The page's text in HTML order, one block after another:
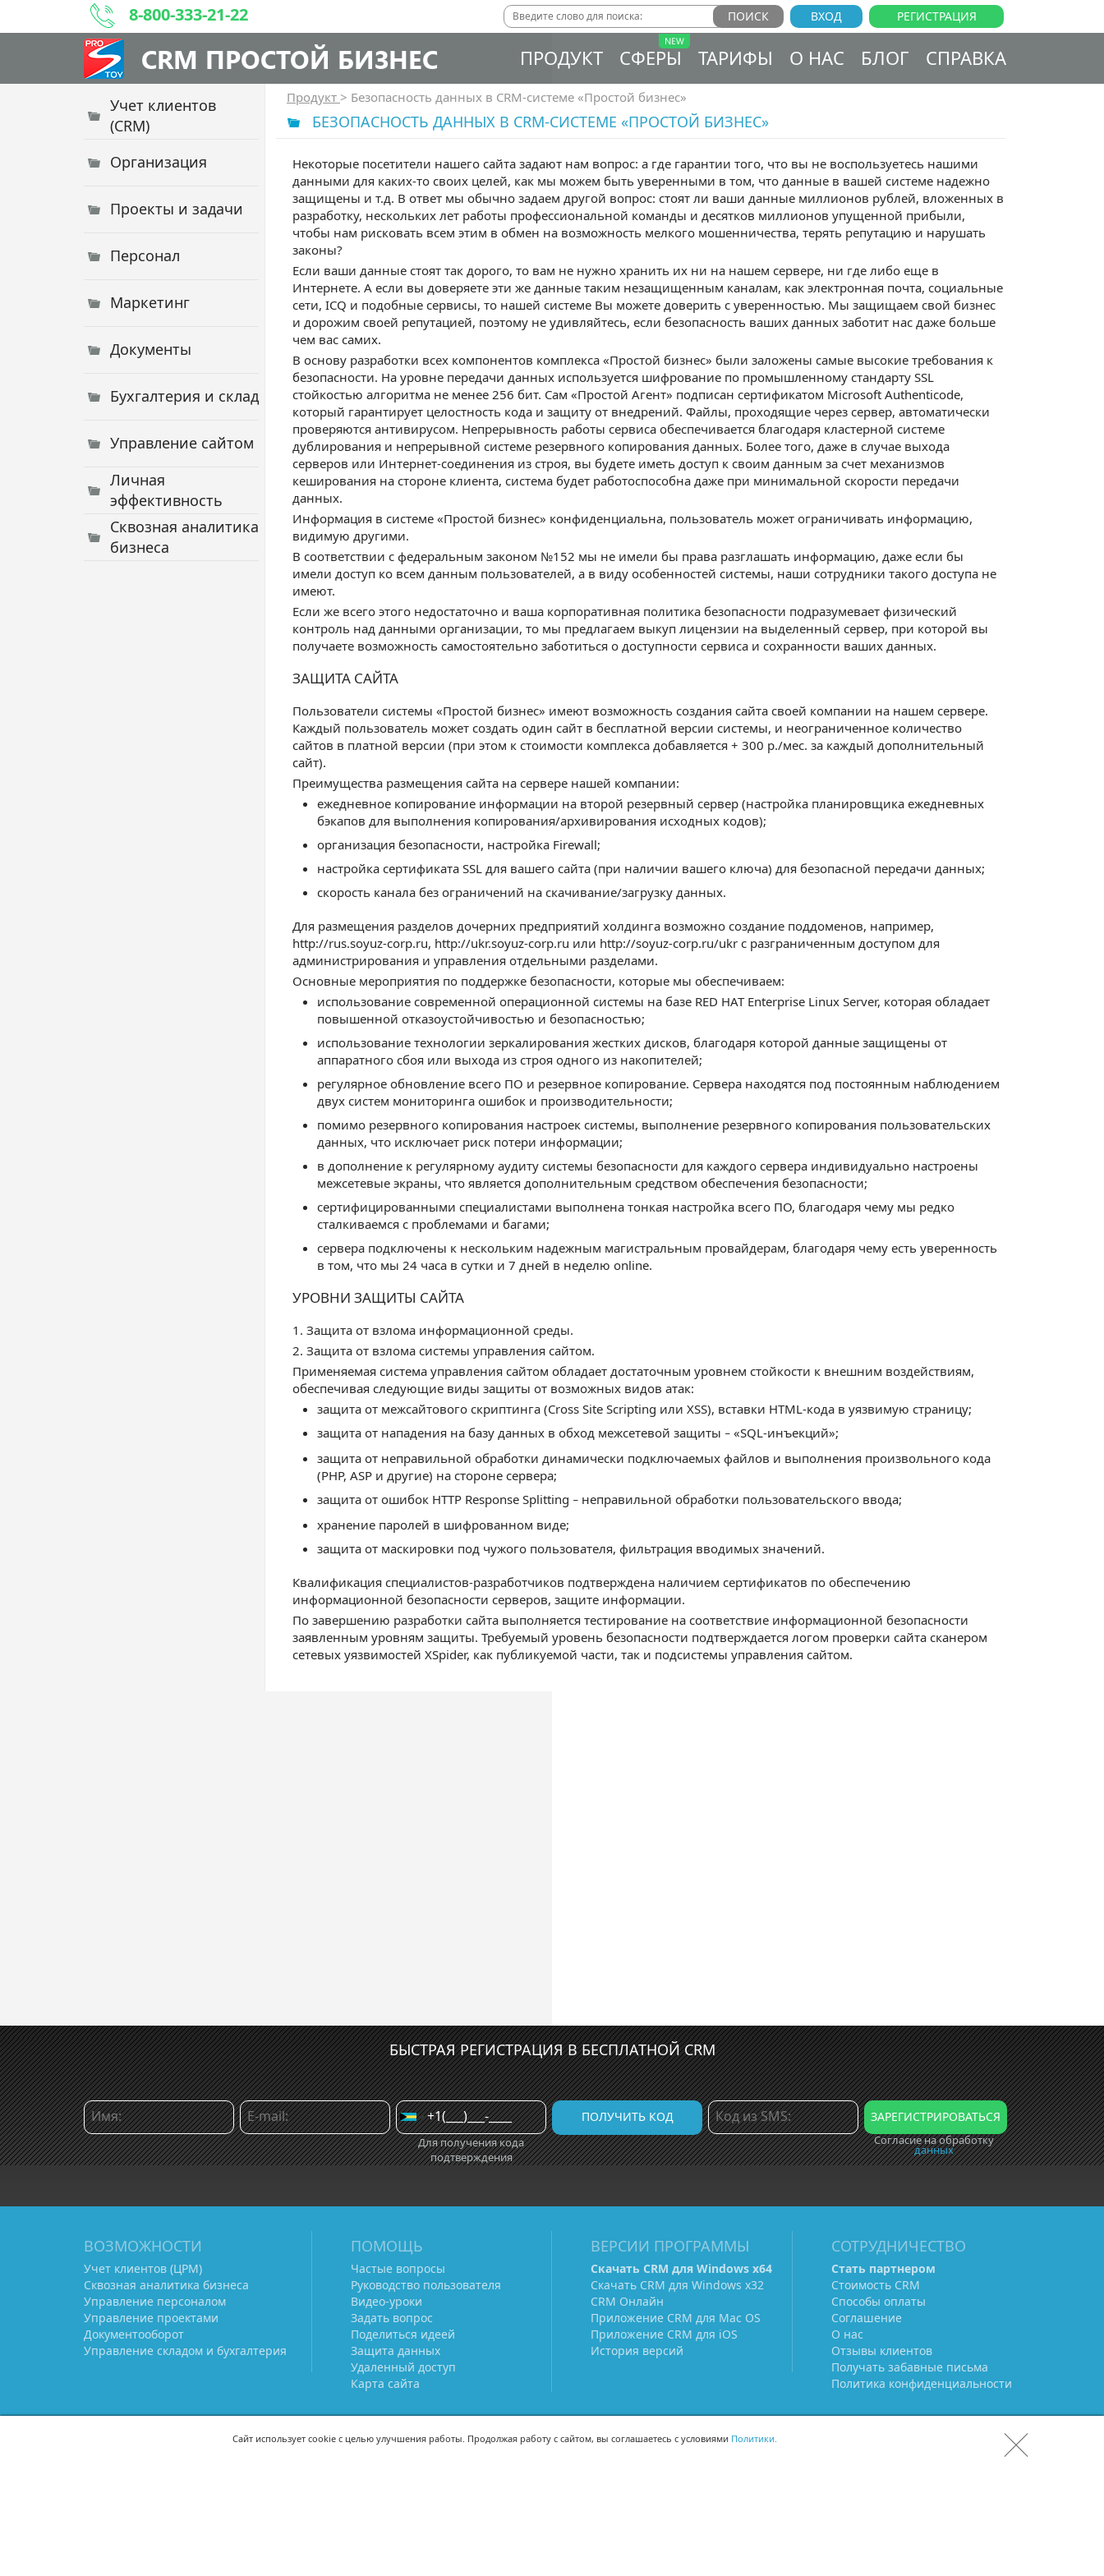
8-800-333-21-22 РЕГИСТРАЦИЯ
ВХОД
CRM ПРОСТОЙ БИЗНЕС ПРОДУКТ СФЕРЫ ТАРИФЫ О НАС БЛОГ СПРАВКА
Учет клиентов
(CRM)
Организация
Проекты и задачи
Персонал
Маркетинг
Документы
Бухгалтерия и склад
Управление сайтом
Личная
эффективность
Сквозная аналитика
бизнеса
Продукт > Безопасность данных в CRM-системе «Простой бизнес»
БЕЗОПАСНОСТЬ ДАННЫХ В CRM-СИСТЕМЕ «ПРОСТОЙ БИЗНЕС»
Некоторые посетители нашего сайта задают нам вопрос: а где гарантии того, что вы не воспользуетесь нашими
данными для каких-то своих целей, как мы можем быть уверенными в том, что данные в вашей системе надежно
защищены и т.д. В ответ мы обычно задаем другой вопрос: cтоят ли ваши данные миллионов рублей, вложенных в
разработку, нескольких лет работы профессиональной команды и десятков миллионов упущенной прибыли,
чтобы нам рисковать всем этим в обмен на возможность мелкого мошенничества, терять репутацию и нарушать
законы?
Если ваши данные стоят так дорого, то вам не нужно хранить их ни на нашем сервере, ни где либо еще в
Интернете. А если вы доверяете эти же данные таким незащищенным каналам, как электронная почта, социальные
сети, ICQ и подобные сервисы, то нашей системе Вы можете доверить с уверенностью. Мы защищаем свой бизнес
и дорожим своей репутацией, поэтому не удивляйтесь, если безопасность ваших данных заботит нас даже больше
чем вас самих.
В основу разработки всех компонентов комплекса «Простой бизнес» были заложены самые высокие требования к
безопасности. На уровне передачи данных используется шифрование по промышленному стандарту SSL
стойкостью алгоритма не менее 256 бит. Сам «Простой Агент» подписан сертификатом Microsoft Authenticode,
который гарантирует целостность кода и защиту от внедрений. Файлы, проходящие через сервер, автоматически
проверяются антивирусом. Непрерывность работы сервиса обеспечивается благодаря кластерной системе
дублирования и непрерывной системе резервного копирования данных. Более того, даже в случае выхода
серверов или Интернет-соединения из строя, вы будете иметь доступ к своим данным за счет механизмов
кеширования на стороне клиента, система будет работоспособна даже при минимальной скорости передачи
данных.
Информация в системе «Простой бизнес» конфиденциальна, пользователь может ограничивать информацию,
видимую другими.
В соответствии с федеральным законом №152 мы не имели бы права разглашать информацию, даже если бы
имели доступ ко всем данным пользователей, а в виду особенностей системы, наши сотрудники такого доступа не
имеют.
Если же всего этого недостаточно и ваша корпоративная политика безопасности подразумевает физический
контроль над данными организации, то мы предлагаем выкуп лицензии на выделенный сервер, при которой вы
получаете возможность самостоятельно заботиться о доступности сервиса и сохранности ваших данных.
ЗАЩИТА САЙТА
Пользователи системы «Простой бизнес» имеют возможность создания сайта своей компании на нашем сервере.
Каждый пользователь может создать один сайт в бесплатной версии системы, и неограниченное количество
сайтов в платной версии (при этом к стоимости комплекса добавляется + 300 р./мес. за каждый дополнительный
сайт).
Преимущества размещения сайта на сервере нашей компании:
ежедневное копирование информации на второй резервный сервер (настройка планировщика ежедневных
бэкапов для выполнения копирования/архивирования исходных кодов);
организация безопасности, настройка Firewall;
настройка сертификата SSL для вашего сайта (при наличии вашего ключа) для безопасной передачи данных;
скорость канала без ограничений на скачивание/загрузку данных.
Для размещения разделов дочерних предприятий холдинга возможно создание поддоменов, например,
http://rus.soyuz-corp.ru, http://ukr.soyuz-corp.ru или http://soyuz-corp.ru/ukr с разграниченным доступом для
администрирования и управления отдельными разделами.
Основные мероприятия по поддержке безопасности, которые мы обеспечиваем:
использование современной операционной системы на базе RED HAT Enterprise Linux Server, которая обладает
повышенной отказоустойчивостью и безопасностью;
использование технологии зеркалирования жестких дисков, благодаря которой данные защищены от
аппаратного сбоя или выхода из строя одного из накопителей;
регулярное обновление всего ПО и резервное копирование. Сервера находятся под постоянным наблюдением
двух систем мониторинга ошибок и производительности;
помимо резервного копирования настроек системы, выполнение резервного копирования пользовательских
данных, что исключает риск потери информации;
в дополнение к регулярному аудиту системы безопасности для каждого сервера индивидуально настроены
межсетевые экраны, что является дополнительным средством обеспечения безопасности;
сертифицированными специалистами выполнена тонкая настройка всего ПО, благодаря чему мы редко
сталкиваемся с проблемами и багами;
сервера подключены к нескольким надежным магистральным провайдерам, благодаря чему есть уверенность
в том, что мы 24 часа в сутки и 7 дней в неделю online.
УРОВНИ ЗАЩИТЫ САЙТА
1. Защита от взлома информационной среды.
2. Защита от взлома системы управления сайтом.
Применяемая система управления сайтом обладает достаточным уровнем стойкости к внешним воздействиям,
обеспечивая следующие виды защиты от возможных видов атак:
защита от межсайтового скриптинга (Cross Site Scripting или XSS), вставки HTML-кода в уязвимую страницу;
защита от нападения на базу данных в обход межсетевой защиты – «SQL-инъекций»;
защита от неправильной обработки динамически подключаемых файлов и выполнения произвольного кода
(PHP, ASP и другие) на стороне сервера;
защита от ошибок HTTP Response Splitting – неправильной обработки пользовательского ввода;
хранение паролей в шифрованном виде;
защита от маскировки под чужого пользователя, фильтрация вводимых значений.
Квалификация специалистов-разработчиков подтверждена наличием сертификатов по обеспечению
информационной безопасности серверов, защите информации.
По завершению разработки сайта выполняется тестирование на соответствие информационной безопасности
заявленным уровням защиты. Требуемый уровень безопасности подтверждается логом проверки сайта сканером
сетевых уязвимостей XSpider, как публикуемой части, так и подсистемы управления сайтом.
БЫСТРАЯ РЕГИСТРАЦИЯ В БЕСПЛАТНОЙ CRM
Для получения кода
подтверждения
Согласие на обработку
данных
ВОЗМОЖНОСТИ
Учет клиентов (ЦРМ)
Сквозная аналитика бизнеса
Управление персоналом
Управление проектами
Документооборот
Управление складом и бухгалтерия
ПОМОЩЬ
Частые вопросы
Руководство пользователя
Видео-уроки
Задать вопрос
Поделиться идеей
Защита данных
Удаленный доступ
Карта сайта
ВЕРСИИ ПРОГРАММЫ
Скачать CRM для Windows х64
Скачать CRM для Windows х32
CRM Онлайн
Приложение CRM для Mac OS
Приложение CRM для iOS
История версий
СОТРУДНИЧЕСТВО
Стать партнером
Стоимость CRM
Способы оплаты
Соглашение
О нас
Отзывы клиентов
Получать забавные письма
Политика конфиденциальности
Сайт использует cookie с целью улучшения работы. Продолжая работу с сайтом, вы соглашаетесь с условиями Политики.